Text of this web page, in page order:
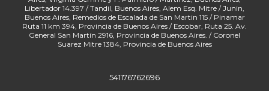
541176762696